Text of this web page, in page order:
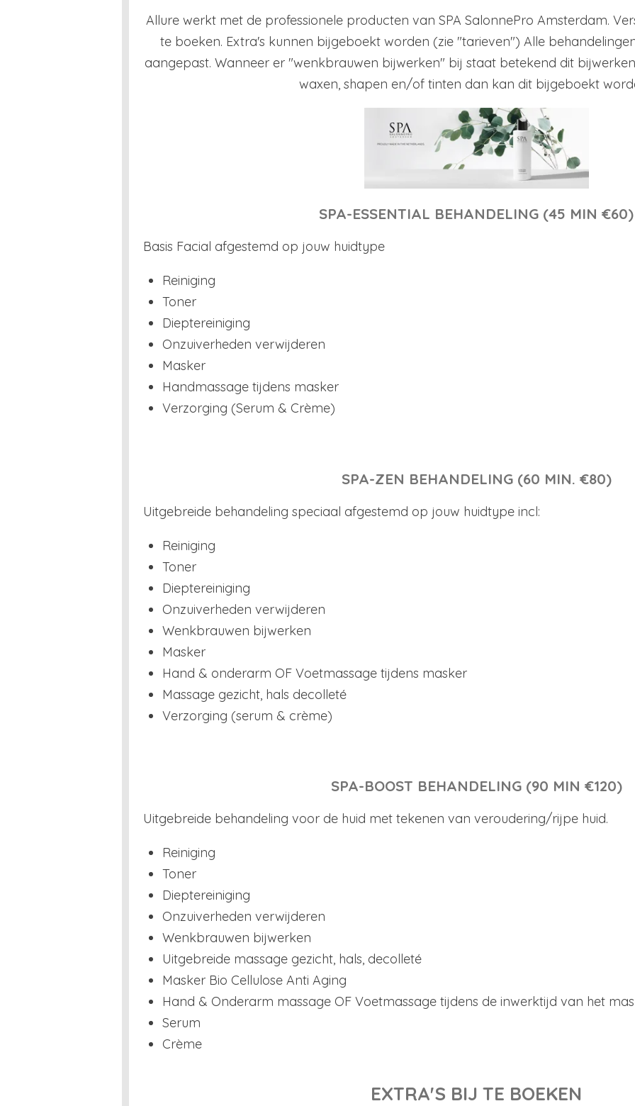
Allure werkt met de professionele producten van SPA SalonnePro Amsterdam.
te boeken. Extra's kunnen bijgeboekt worden (zie "tarieven") Alle
aangepast. Wanneer er "wenkbrauwen bijwerken" bij staat betekend dit
waxen, shapen en/of tinten dan kan dit bijgeboekt
SPA-ESSENTIAL BEHANDELING (45 MIN €60)
Basis Facial afgestemd op jouw huidtype
Reiniging
Toner
Dieptereiniging
Onzuiverheden verwijderen
Masker
Handmassage tijdens masker
Verzorging (Serum & Crème)
SPA-ZEN BEHANDELING (60 MIN. €80)
Uitgebreide behandeling speciaal afgestemd op jouw huidtype incl:
Reiniging
Toner
Dieptereiniging
Onzuiverheden verwijderen
Wenkbrauwen bijwerken
Masker
Hand & onderarm OF Voetmassage tijdens masker
Massage gezicht, hals decolleté
Verzorging (serum & crème)
SPA-BOOST BEHANDELING (90 MIN €120)
Uitgebreide behandeling voor de huid met tekenen van veroudering/rijpe huid.
Reiniging
Toner
Dieptereiniging
Onzuiverheden verwijderen
Wenkbrauwen bijwerken
Uitgebreide massage gezicht, hals, decolleté
Masker Bio Cellulose Anti Aging
Hand & Onderarm massage OF Voetmassage tijdens de inwerktijd van het
Serum
Crème
EXTRA'S BIJ TE BOEKEN